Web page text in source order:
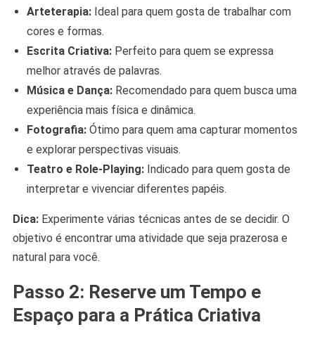
Arteterapia:Ideal para quem gosta de trabalhar com
cores e formas.
Escrita Criativa:Perfeito para quem se expressa
melhor através de palavras.
Música e Dança:Recomendado para quem busca uma
experiência mais física e dinâmica.
Fotografia:Ótimo para quem ama capturar momentos
e explorar perspectivas visuais.
Teatro e Role-Playing:Indicado para quem gosta de
interpretar e vivenciar diferentes papéis.
Dica:Experimente várias técnicas antes de se decidir. O
objetivo é encontrar uma atividade que seja prazerosa e
natural para você.
Passo 2: Reserve um Tempo e
Espaço para a Prática Criativa